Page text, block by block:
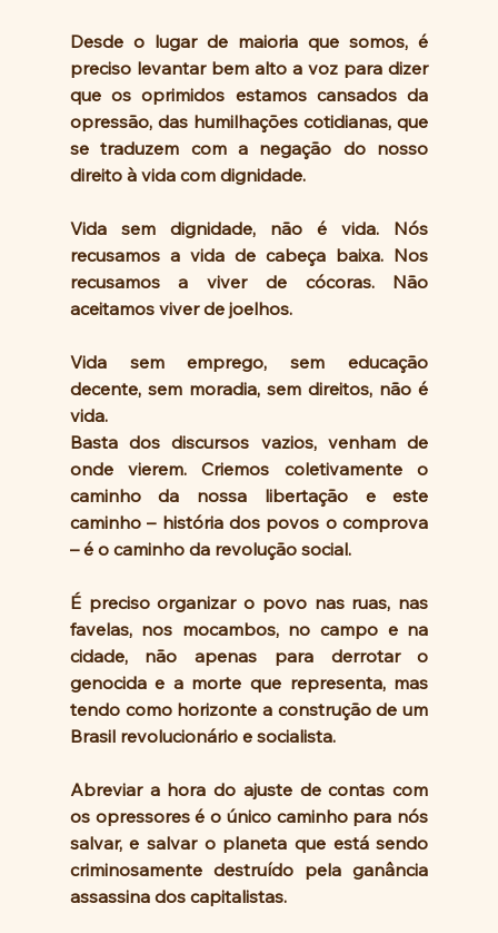
Desde o lugar de maioria que somos, é
preciso levantar bem alto a voz para dizer
que os oprimidos estamos cansados da
opressão, das humilhações cotidianas, que
se traduzem com a negação do nosso
direito à vida com dignidade.
Vida sem dignidade, não é vida. Nós
recusamos a vida de cabeça baixa. Nos
recusamos a viver de cócoras. Não
aceitamos viver de joelhos.
Vida sem emprego, sem educação
decente, sem moradia, sem direitos, não é
vida.
Basta dos discursos vazios, venham de
onde vierem. Criemos coletivamente o
caminho da nossa libertação e este
caminho – história dos povos o comprova
– é o caminho da revolução social.
É preciso organizar o povo nas ruas, nas
favelas, nos mocambos, no campo e na
cidade, não apenas para derrotar o
genocida e a morte que representa, mas
tendo como horizonte a construção de um
Brasil revolucionário e socialista.
Abreviar a hora do ajuste de contas com
os opressores é o único caminho para nós
salvar, e salvar o planeta que está sendo
criminosamente destruído pela ganância
assassina dos capitalistas.